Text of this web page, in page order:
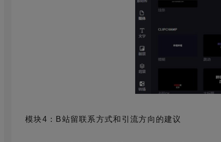
模块4：B站留联系方式和引流方向的建议